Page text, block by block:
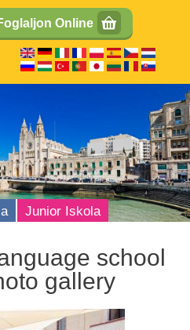
Online
Junior Iskola
(13-17)
(8-12)
school
gallery